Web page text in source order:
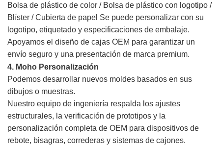
Bolsa de plástico de color / Bolsa de plástico con logotipo /
Blíster / Cubierta de papel Se puede personalizar con su
logotipo, etiquetado y especificaciones de embalaje.
Apoyamos el diseño de cajas OEM para garantizar un
envío seguro y una presentación de marca premium.
4. Moho Personalización
Podemos desarrollar nuevos moldes basados en sus
dibujos o muestras.
Nuestro equipo de ingeniería respalda los ajustes
estructurales, la verificación de prototipos y la
personalización completa de OEM para dispositivos de
rebote, bisagras, correderas y sistemas de cajones.